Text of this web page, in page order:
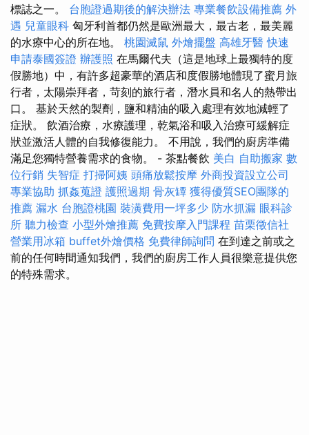
標誌之一。 台胞證過期後的解決辦法 專業餐飲設備推薦 外
遇 兒童眼科 匈牙利首都仍然是歐洲最大，最古老，最美麗
的水療中心的所在地。 桃園滅鼠 外燴擺盤 高雄牙醫 快速
申請泰國簽證 辦護照 在馬爾代夫（這是地球上最獨特的度
假勝地）中，有許多超豪華的酒店和度假勝地體現了蜜月旅
行者，太陽崇拜者，苛刻的旅行者，潛水員和名人的熱帶出
口。 基於天然的製劑，鹽和精油的吸入處理有效地減輕了
症狀。 飲酒治療，水療護理，乾氣浴和吸入治療可緩解症
狀並激活人體的自我修復能力。 不用說，我們的廚房準備
滿足您獨特營養需求的食物。 - 茶點餐飲 美白 自助搬家 數
位行銷 失智症 打掃阿姨 頭痛放鬆按摩 外商投資設立公司
專業協助 抓姦蒐證 護照過期 骨灰罈 獲得優質SEO團隊的
推薦 漏水 台胞證桃園 裝潢費用一坪多少 防水抓漏 眼科診
所 聽力檢查 小型外燴推薦 免費按摩入門課程 苗栗徵信社
營業用冰箱 buffet外燴價格 免費律師詢問 在到達之前或之
前的任何時間通知我們，我們的廚房工作人員很樂意提供您
的特殊需求。